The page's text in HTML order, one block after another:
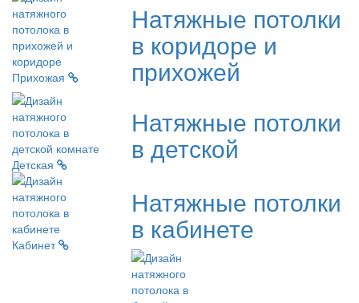
Прихожая
Натяжные потолки
в коридоре и
прихожей
Детская
Натяжные потолки
в детской
Кабинет
Натяжные потолки
в кабинете